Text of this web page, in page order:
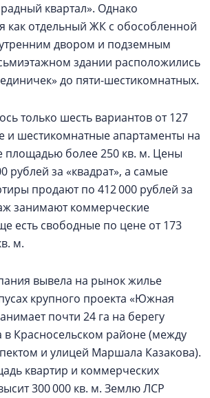
квартал». Однако
как отдельный ЖК с обособленной
двором и подземным
здании расположились
до пяти-шестикомнатных.
только шесть вариантов от 127
и шестикомнатные апартаменты на
площадью более 250 кв. м. Цены
рублей за «квадрат», а самые
продают по 412 000 рублей за
занимают коммерческие
есть свободные по цене от 173
м.
вывела на рынок жилье
крупного проекта «Южная
почти 24 га на берегу
в Красносельском районе (между
и улицей Маршала Казакова).
квартир и коммерческих
300 000 кв. м. Землю ЛСР